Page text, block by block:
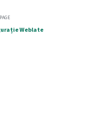
Weblate